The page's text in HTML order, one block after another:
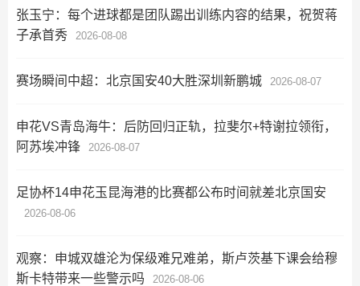
张玉宁：每个进球都是团队踢出训练内容的结果，祝贺蒋
子承首秀
2026-08-08
赛场瞬间中超：北京国安40大胜深圳新鹏城 2026-08-07
申花VS青岛海牛：后防回归正轨，拉斐尔+特谢拉领衔，
阿苏埃冲锋
2026-08-07
足协杯14申花玉昆海港的比赛都公布时间就差北京国安
2026-08-06
观察：申城双雄沦为保级难兄难弟，斯卢茨基下课会给穆
斯卡特带来一些警示吗
2026-08-06